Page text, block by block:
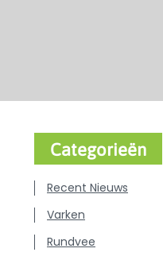
Categorieën
Recent Nieuws
Varken
Rundvee